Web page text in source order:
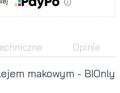
Opinie
makowym - BIOnly